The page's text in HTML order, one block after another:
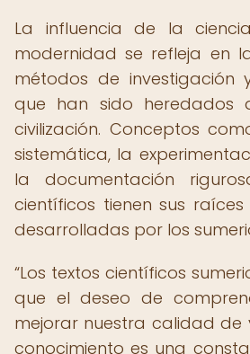
La influencia de la
modernidad se refleja en
métodos de investigación
que han sido heredados
civilización. Conceptos
sistemática, la
la documentación
científicos tienen sus
desarrolladas por los
Los textos científicos
que el deseo de
mejorar nuestra calidad de
conocimiento es una